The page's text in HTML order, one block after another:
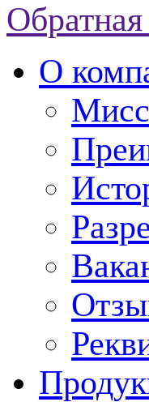
Обратная
О